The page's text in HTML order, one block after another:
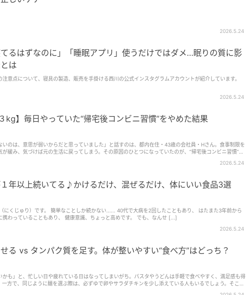
2026.5.24
てるはずなのに」「睡眠アプリ」使うだけではダメ…眠りの質に影
は
注意点について、寝具の製造、販売を手掛ける西川の公式インスタグラムアカウントが紹介しています。
2026.5.24
kg】毎日やっていた“帰宅後コンビニ習慣”をやめた結果
いのは、意思が弱いからだと思っていました」と話すのは、都内在住・43歳の会社員・Hさん。食事制限を
が緩み、気づけば元の生活に戻ってしまう。その原因のひとつになっていたのが、“帰宅後コンビニ習慣”だ
2026.5.24
年以上続いてる♪かけるだけ、混ぜるだけ、体にいい食品3選
にくじゅり）です。 簡単なことしか続かない...... 40代で大病を2回したこともあり、 はたまた3年前から
携わっていることもあり、 健康意識、ちょっと高めです。 でも、なんせ [...]
2026.5.24
る vs タンパク質を足す。体が整いやすい“食べ方”はどっち？
かも」と、忙しい日や疲れている日はなってしまいがち。パスタやうどんは手軽で食べやすく、満足感も得
方で、同じように麺を選ぶ際は、必ずゆで卵やサラダチキンを少し添えている人もいるでしょう。そこで